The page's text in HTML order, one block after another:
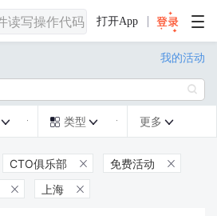
打开App
我的活动

  类型  更多 
CTO俱乐部  免费活动 
 上海 